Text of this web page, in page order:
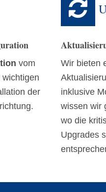
vom
der
Wir bieten
inklusive
wissen wir
wo die
Upgrades